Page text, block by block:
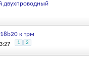
двухпроводный
к трм
1 2